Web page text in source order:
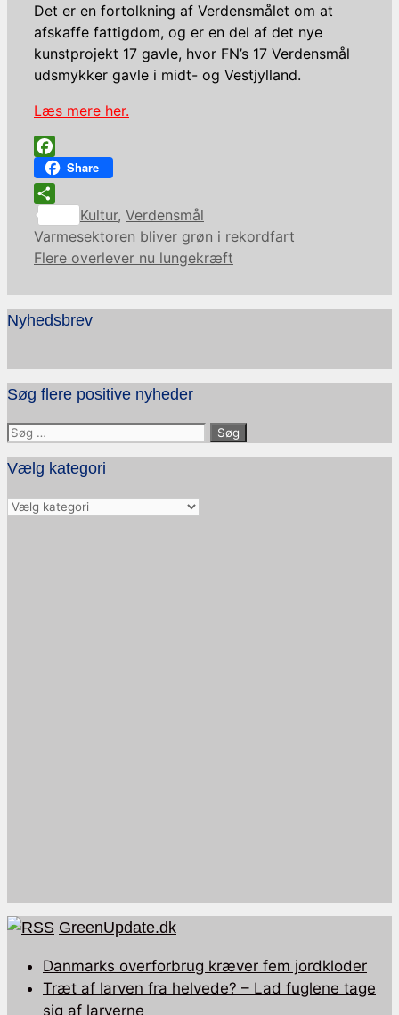
Det er en fortolkning af Verdensmålet om at
afskaffe fattigdom, og er en del af det nye
kunstprojekt 17 gavle, hvor FN’s 17 Verdensmål
udsmykker gavle i midt- og Vestjylland.
Læs mere her.
Facebook
Share
Share
Kategorier
Kultur, Verdensmål
Varmesektoren bliver grøn i rekordfart
Flere overlever nu lungekræft
Nyhedsbrev
Søg flere positive nyheder
Søg
efter:
Vælg kategori
Vælg
GreenUpdate.dk
Danmarks overforbrug kræver fem jordkloder
Træt af larven fra helvede? – Lad fuglene tage
sig af larverne